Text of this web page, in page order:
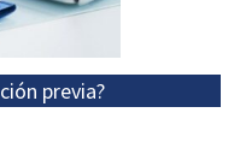
previa?